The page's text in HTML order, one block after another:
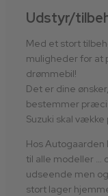
Udstyr/
Med et stort
muligheder for at
drømmebil!
Det er dine
bestemmer
Suzuki skal vække
Hos Autogaarden
til alle modeller …
udseende men
stort lager